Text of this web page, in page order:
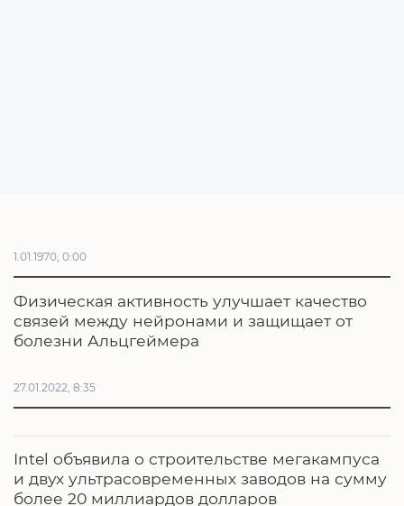
1.01.1970, 0:00
Физическая активность улучшает качество
связей между нейронами и защищает от
болезни Альцгеймера
27.01.2022, 8:35
Intel объявила о строительстве мегакампуса
и двух ультрасовременных заводов на сумму
более 20 миллиардов долларов